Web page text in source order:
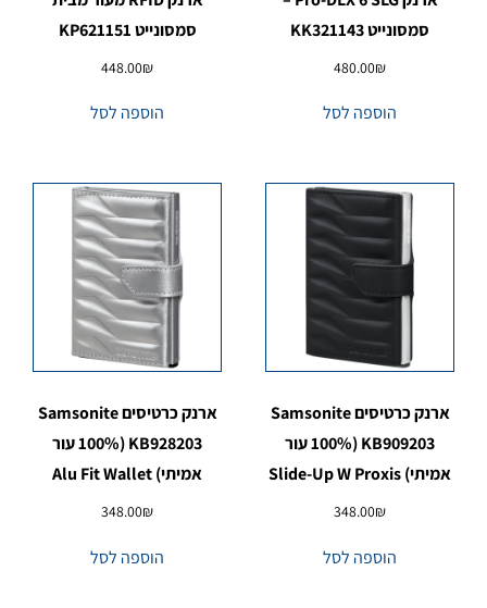
סמסונייט KK321143
480.00₪
הוספה לסל
סמסונייט KP621151
448.00₪
הוספה לסל
ארנק כרטיסים Samsonite
KB909203 (100% עור
אמיתי) Slide-Up W Proxis
348.00₪
הוספה לסל
ארנק כרטיסים Samsonite
KB928203 (100% עור
אמיתי) Alu Fit Wallet
348.00₪
הוספה לסל